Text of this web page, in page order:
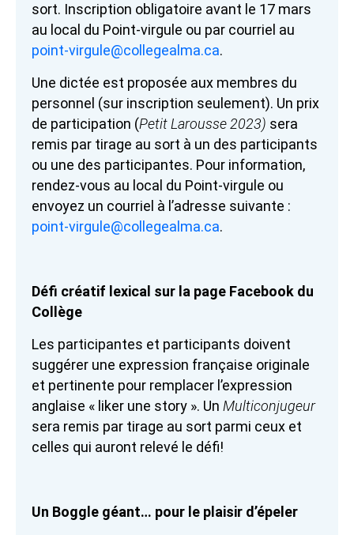
sort. Inscription obligatoire avant le 17 mars
au local du Point-virgule ou par courriel au
point-virgule@collegealma.ca.
Une dictée est proposée aux membres du
personnel (sur inscription seulement). Un prix
de participation (Petit Larousse 2023) sera
remis par tirage au sort à un des participants
ou une des participantes. Pour information,
rendez-vous au local du Point-virgule ou
envoyez un courriel à l’adresse suivante :
point-virgule@collegealma.ca.
Défi créatif lexical sur la page Facebook du
Collège
Les participantes et participants doivent
suggérer une expression française originale
et pertinente pour remplacer l’expression
anglaise « liker une story ». Un Multiconjugeur
sera remis par tirage au sort parmi ceux et
celles qui auront relevé le défi!
Un Boggle géant… pour le plaisir d’épeler